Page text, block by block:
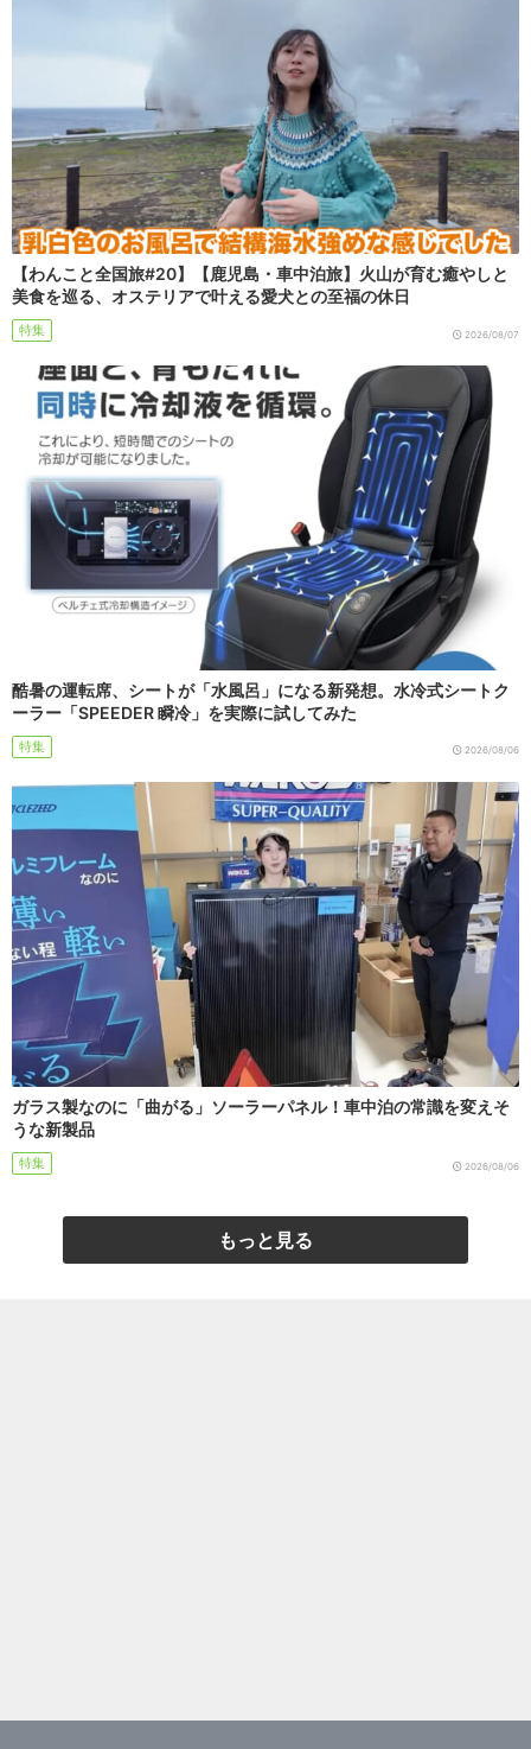
【わんこと全国旅#20】【鹿児島・車中泊旅】火山が育む癒やしと
美食を巡る、オステリアで叶える愛犬との至福の休日
特集 2026/08/07
酷暑の運転席、シートが「水風呂」になる新発想。水冷式シートク
ーラー「SPEEDER 瞬冷」を実際に試してみた
特集 2026/08/06
ガラス製なのに「曲がる」ソーラーパネル！車中泊の常識を変えそ
うな新製品
特集 2026/08/06
もっと見る